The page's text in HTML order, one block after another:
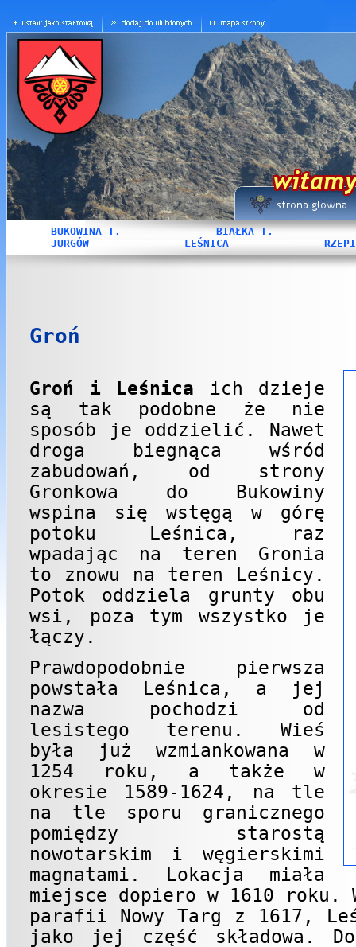
BUKOWINA T.
BIAŁKA T.
JURGÓW
LEŚNICA
Groń
Groń i Leśnica ich dzieje
są tak podobne że nie
sposób je oddzielić. Nawet
droga biegnąca wśród
zabudowań, od strony
Gronkowa do Bukowiny
wspina się wstęgą w górę
potoku Leśnica, raz
wpadając na teren Gronia
to znowu na teren Leśnicy.
Potok oddziela grunty obu
wsi, poza tym wszystko je
łączy.
Prawdopodobnie pierwsza
powstała Leśnica, a jej
nazwa pochodzi od
lesistego terenu. Wieś
była już wzmiankowana w
1254 roku, a także w
okresie 1589-1624, na tle
na tle sporu granicznego
pomiędzy starostą
nowotarskim i węgierskimi
magnatami. Lokacja miała
miejsce dopiero w 1610
parafii Nowy Targ z 1617,
jako jej część składowa.